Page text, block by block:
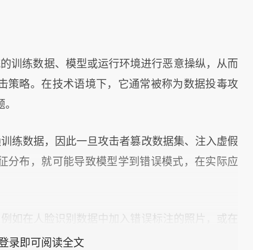
训练数据、模型或运行环境进行恶意操纵，从而
策略。在技术语境下，它通常被称为数据投毒攻
练数据，因此一旦攻击者篡改数据集、注入虚假
分布，就可能导致模型学到错误模式，在实际应
如在人脸识别数据中加入错误标注的照片，或在
行为，这可能导致模型产生错误分类、偏见或被
录即可阅读全文